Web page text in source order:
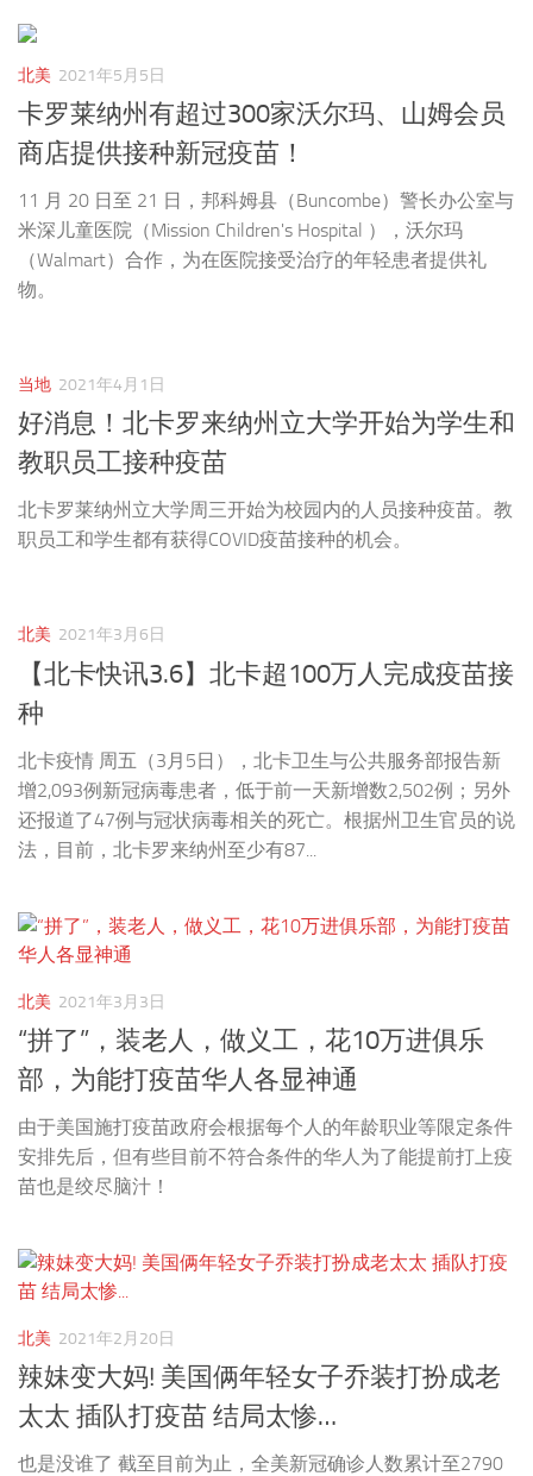
北美 2021年5月5日
卡罗莱纳州有超过300家沃尔玛、山姆会员
商店提供接种新冠疫苗！
11 月 20 日至 21 日，邦科姆县（Buncombe）警长办公室与
米深儿童医院（Mission Children's Hospital ），沃尔玛
（Walmart）合作，为在医院接受治疗的年轻患者提供礼
物。
当地 2021年4月1日
好消息！北卡罗来纳州立大学开始为学生和
教职员工接种疫苗
北卡罗莱纳州立大学周三开始为校园内的人员接种疫苗。教
职员工和学生都有获得COVID疫苗接种的机会。
北美 2021年3月6日
【北卡快讯3.6】北卡超100万人完成疫苗接
种
北卡疫情 周五（3月5日），北卡卫生与公共服务部报告新
增2,093例新冠病毒患者，低于前一天新增数2,502例；另外
还报道了47例与冠状病毒相关的死亡。根据州卫生官员的说
法，目前，北卡罗来纳州至少有87...
北美 2021年3月3日
“拼了”，装老人，做义工，花10万进俱乐
部，为能打疫苗华人各显神通
由于美国施打疫苗政府会根据每个人的年龄职业等限定条件
安排先后，但有些目前不符合条件的华人为了能提前打上疫
苗也是绞尽脑汁！
北美 2021年2月20日
辣妹变大妈! 美国俩年轻女子乔装打扮成老
太太 插队打疫苗 结局太惨…
也是没谁了 截至目前为止，全美新冠确诊人数累计至2790